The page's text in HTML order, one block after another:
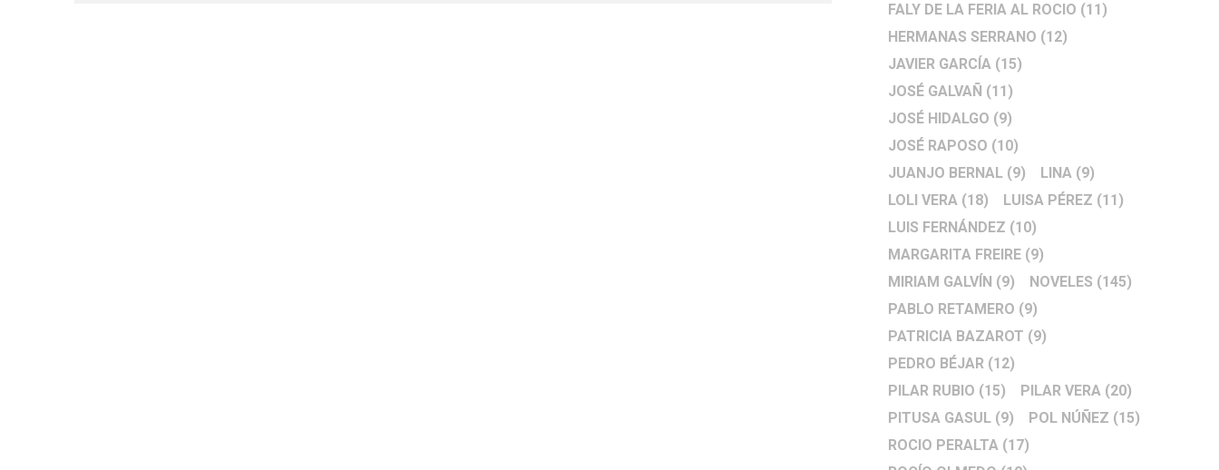
FALY DE LA FERIA AL ROCIO (11)
HERMANAS SERRANO (12)
JAVIER GARCÍA (15)
JOSÉ GALVAÑ (11)
JOSÉ HIDALGO (9)
JOSÉ RAPOSO (10)
JUANJO BERNAL (9) LINA (9)
LOLI VERA (18) LUISA PÉREZ (11)
LUIS FERNÁNDEZ (10)
MARGARITA FREIRE (9)
MIRIAM GALVÍN (9) NOVELES (145)
PABLO RETAMERO (9)
PATRICIA BAZAROT (9)
PEDRO BÉJAR (12)
PILAR RUBIO (15) PILAR VERA (20)
PITUSA GASUL (9) POL NÚÑEZ (15)
ROCIO PERALTA (17)